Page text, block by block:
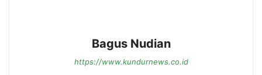
Bagus Nudian
https://www.kundurnews.co.id